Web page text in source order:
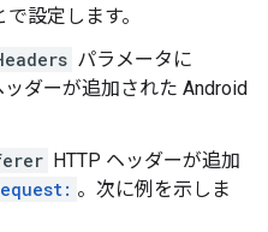
設定します。
パラメータに
ッダーが追加された Android
HTTP ヘッダーが追加
。次に例を示しま